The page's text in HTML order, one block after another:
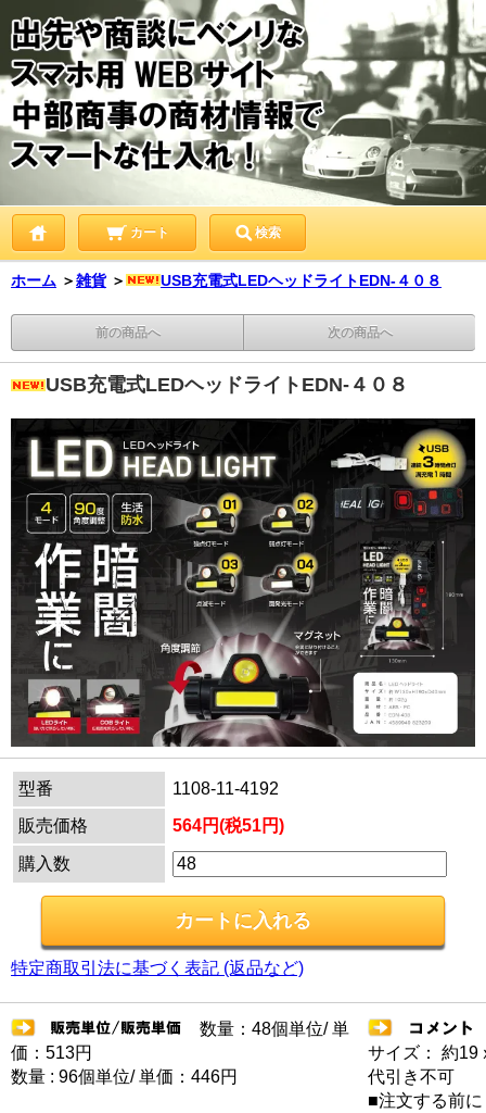
カート 検索
ホーム ＞雑貨 ＞ USB充電式LEDヘッドライトEDN-４０８
前の商品へ 次の商品へ
USB充電式LEDヘッドライトEDN-４０８
型番
1108-11-4192
販売価格
564円(税51円)
購入数
特定商取引法に基づく表記 (返品など)
数量：48個単位/ 単
価：513円
数量 : 96個単位/ 単価：446円
サイズ： 約19
代引き不可
■注文する前